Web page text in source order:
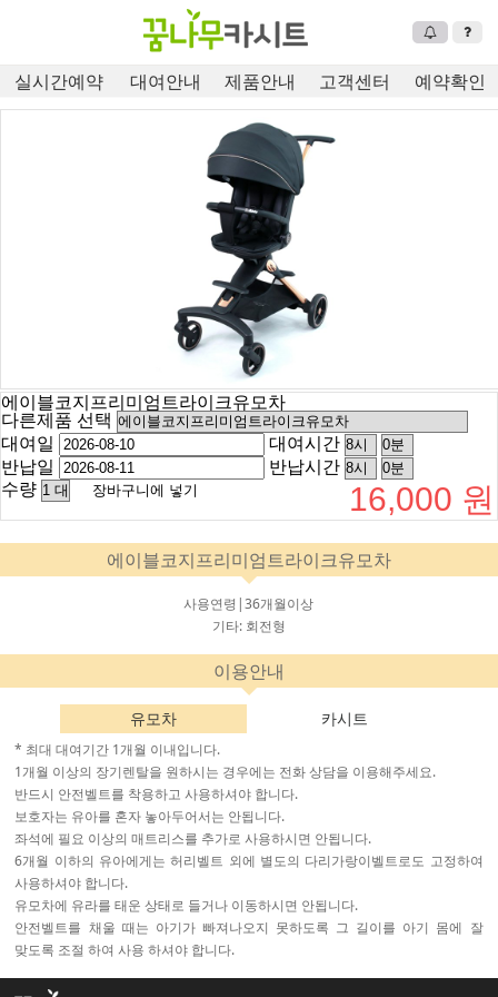
실시간예약 대여안내 제품안내 고객센터 예약확인
에이블코지프리미엄트라이크유모차
다른제품 선택
대여일
대여시간
반납일
반납시간
수량
장바구니에 넣기
에이블코지프리미엄트라이크유모차
사용연령|36개월이상
기타: 회전형
이용안내
유모차 카시트
* 최대 대여기간 1개월 이내입니다.
1개월 이상의 장기렌탈을 원하시는 경우에는 전화 상담을 이용해주세요.
반드시 안전벨트를 착용하고 사용하셔야 합니다.
보호자는 유아를 혼자 놓아두어서는 안됩니다.
좌석에 필요 이상의 매트리스를 추가로 사용하시면 안됩니다.
6개월 이하의 유아에게는 허리벨트 외에 별도의 다리가랑이벨트로도 고정하여
사용하셔야 합니다.
유모차에 유라를 태운 상태로 들거나 이동하시면 안됩니다.
안전벨트를 채울 때는 아기가 빠져나오지 못하도록 그 길이를 아기 몸에 잘
맞도록 조절 하여 사용 하셔야 합니다.